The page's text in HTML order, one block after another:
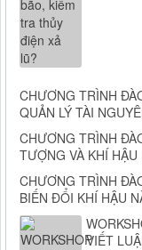
CHƯƠNG TRÌNH
QUẢN LÝ TÀI
CHƯƠNG TRÌNH
TƯỢNG VÀ KHÍ
CHƯƠNG TRÌNH
BIẾN ĐỔI KHÍ HẬU
VIẾT